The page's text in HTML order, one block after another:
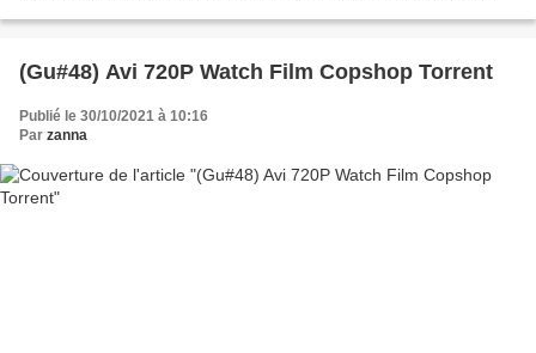
(Gu#48) Avi 720P Watch Film Copshop Torrent
Publié le 30/10/2021 à 10:16
Par zanna